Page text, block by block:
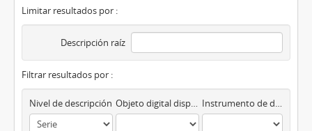
Limitar resultados por :
Descripción raíz
Filtrar resultados por :
Nivel de descripción Objeto digital disponibles Instrumento de descripción